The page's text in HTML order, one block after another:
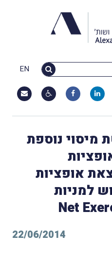
EN
מיסוי נוספת
אופציות
למניות
22/06/2014